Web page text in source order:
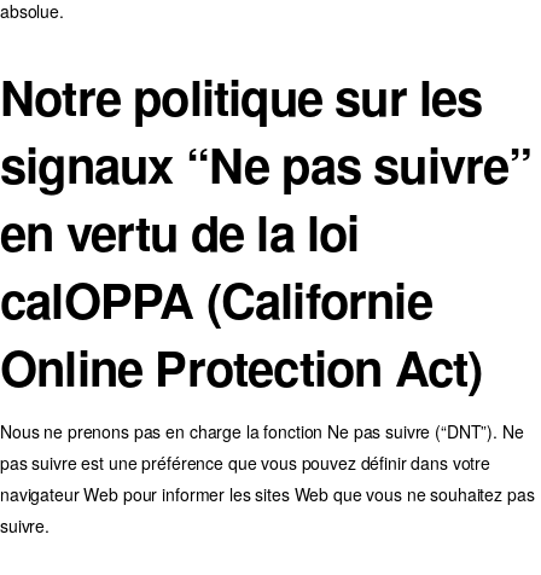
absolue.
Notre politique sur les
signaux “Ne pas suivre”
en vertu de la loi
calOPPA (Californie
Online Protection Act)
Nous ne prenons pas en charge la fonction Ne pas suivre (“DNT”). Ne
pas suivre est une préférence que vous pouvez définir dans votre
navigateur Web pour informer les sites Web que vous ne souhaitez pas
suivre.